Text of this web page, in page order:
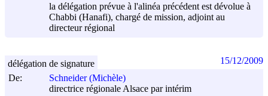
la délégation prévue à l'alinéa précédent est dévolue à
Chabbi (Hanafi), chargé de mission, adjoint au
directeur régional
De:
Schneider (Michèle)
directrice régionale Alsace par intérim
délégation de signature 15/12/2009